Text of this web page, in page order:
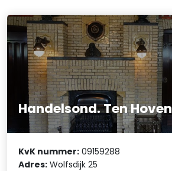
Handelsond. Ten Hoven
KvK nummer: 09159288
Adres: Wolfsdijk 25